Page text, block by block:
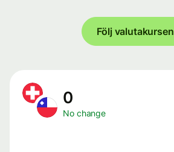
Följ valutakursen
0
No change